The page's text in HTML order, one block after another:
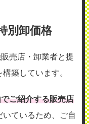
別卸価格
売店・卸業者と提
築しています。
ご紹介する販売店
いているため、ご自